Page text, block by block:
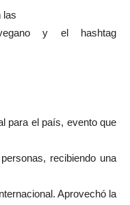
las
y el hashtag
para el país, evento que
recibiendo una
Aprovechó la